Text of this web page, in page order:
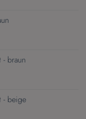
- braun
- beige